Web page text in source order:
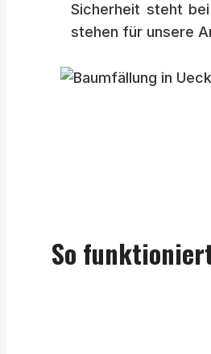
Sicherheit steht
stehen für unsere
So